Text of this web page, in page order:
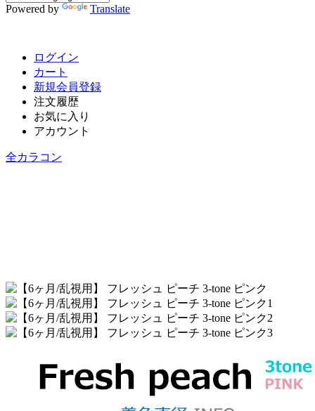
Powered by Translate
ログイン
カート
新規会員登録
注文履歴
お気に入り
アカウント
全カラコン